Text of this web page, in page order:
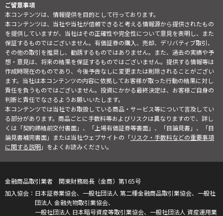
ご留意事項
本コンテンツは、情報提供を目的として行っております。
本コンテンツは、当社や当社が信頼できると考える情報源から提供されたもの
を提供していますが、当社はその正確性や完全性について意見を表明し、また
保証するものではございません。有価証券の購入、売却、デリバティブ取引、
その他の取引を推奨し、勧誘するものではありません。また、過去の実績や予
想・意見は、将来の結果を保証するものではございません。提供する情報等は
作成時現在のものであり、今後予告なしに変更または削除されることがござい
ます。当社は本コンテンツの内容に依拠してお客様が取った行動の結果に対し
責任を負うものではございません。投資にかかる最終決定は、お客様ご自身の
判断と責任でなさるようお願いいたします。
本コンテンツでは当社でお取扱している商品・サービス等について言及してい
る部分があります。商品ごとに手数料等およびリスクは異なりますので、詳し
くは「契約締結前交付書面」、「上場有価証券等書面」、「目論見書」、「目
論見書補完書面」または当社ウェブサイトの「リスク・手数料などの重要事項
に関する説明」をよくお読みください。
金融商品取引業者 関東財務局長（金商）第165号
日本証券業協会、一般社団法人 第二種金融商品取引業協会、一般社
団法人 金融先物取引業協会、
一般社団法人 日本暗号資産等取引業協会、一般社団法人 資産運用業